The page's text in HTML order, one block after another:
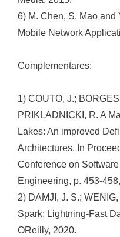
6) M. Chen, S. Mao and
Mobile Network
Complementares:
1) COUTO, J.;
PRIKLADNICKI, R. A
Lakes: An improved
Architectures. In
Conference on
Engineering, p. 453-
2) DAMJI, J. S.;
Spark: Lightning-Fast
OReilly, 2020.